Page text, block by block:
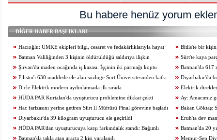
Bu habere henüz yorum
DİĞER HABER BAŞLIKLARI
Hacıoğlu: UMKE ekipleri bilgi, cesaret ve fedakârlıklarıyla hayat
kurtarıyor
Bitlis'te bir
Batman Valiliğinden 3 kişinin öldürüldüğü saldırıya ilişkin
açıklama
Siirt'te kaya
kaybetti
Şirvan'da maden ocağında iş kazası: İşçinin iki parmağı koptu
Batman'da 617
Filistin'i 630 maddede ele alan sözlüğe Siirt Üniversitesinden katkı
Diyarbakır'da
kurtuldu
Dicle Elektrik modern aydınlatmada ilk sırada
Elektrik
HÜDA PAR Kurtalan'da uyuşturucu problemine dikkat çekti
Ay: Amacımız
zamanda üreten
Hac farizasını yerine getiren Siirt İl Müftüsü Pinal görevine başladı
Bakan Göktaş:
geçiriyoruz
Diyarbakır'da 39 kilogram uyuşturucu ele geçirildi
Eruh'ta dev
HÜDA PAR'dan uyuşturucuya karşı farkındalık standı: Bağımlı
olma, hür ol
Batman'da 20
Batman'da takla atan araçta 2 kişi yaralandı
Memur-Sen